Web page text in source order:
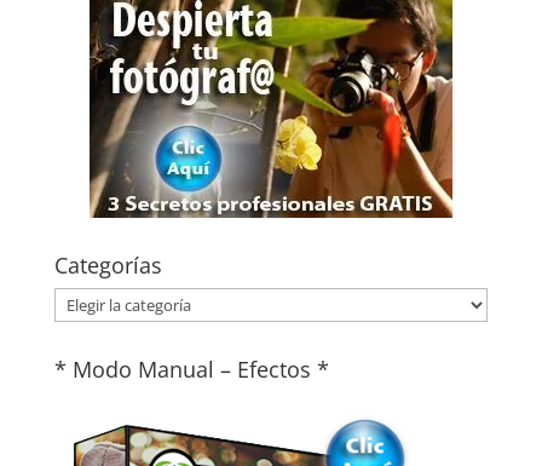
Categorías
Categorías
* Modo Manual – Efectos *